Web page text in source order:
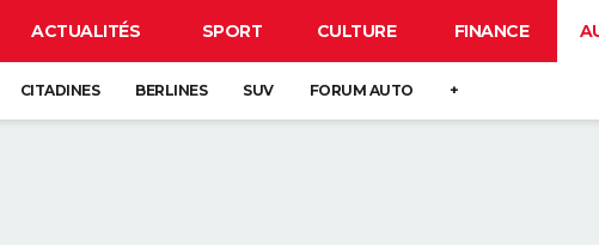
ACTUALITÉS SPORT CULTURE FINANCE
CITADINES BERLINES SUV FORUM AUTO +